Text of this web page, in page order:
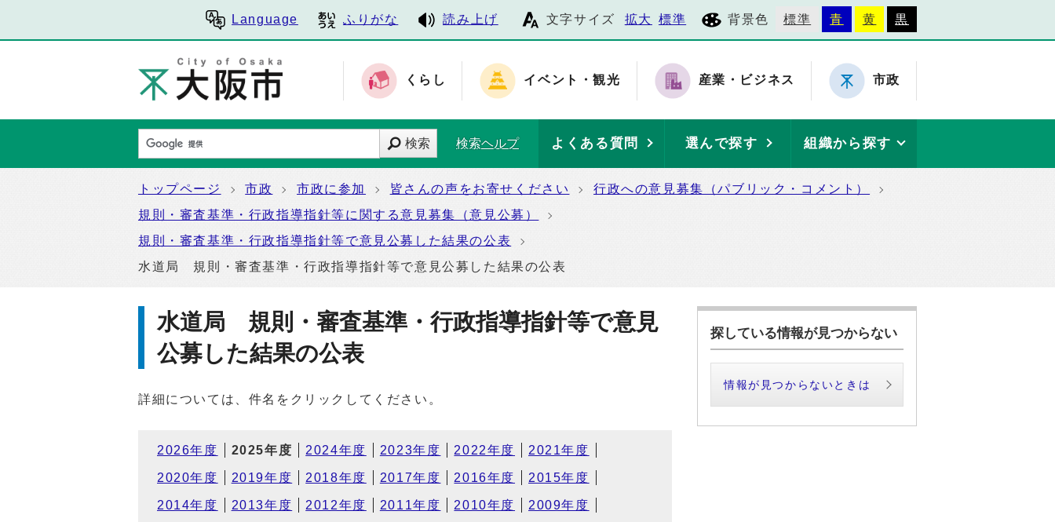
Language ふりがな 読み上げ 文字サイズ 拡大 標準 背景色 標準 青 黄 黒
くらし イベント・観光 産業・ビジネス 市政
検索 検索ヘルプ よくある質問 選んで探す 組織から探す
トップページ 市政 市政に参加 皆さんの声をお寄せください
行政への意見募集（パブリック・コメント）
規則・審査基準・行政指導指針等に関する意見募集（意見公募）
規則・審査基準・行政指導指針等で意見公募した結果の公表
水道局 規則・審査基準・行政指導指針等で意見公募した結果の公表
水道局 規則・審査基準・行政指導指針等で意見
公募した結果の公表
詳細については、件名をクリックしてください。
2026年度 2025年度 2024年度 2023年度 2022年度 2021年度
2020年度 2019年度 2018年度 2017年度 2016年度 2015年度
2014年度 2013年度 2012年度 2011年度 2010年度 2009年度
探している情報が見つからない
情報が見つからないときは